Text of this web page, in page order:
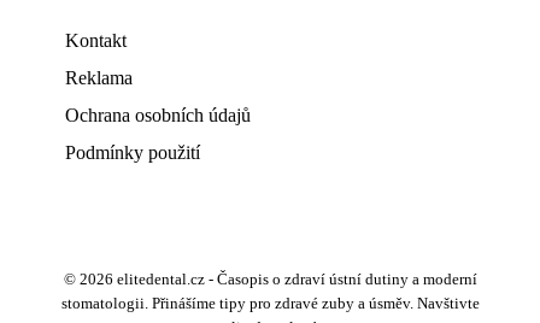
Kontakt
Reklama
Ochrana osobních údajů
Podmínky použití
© 2026 elitedental.cz - Časopis o zdraví ústní dutiny a moderní
stomatologii. Přinášíme tipy pro zdravé zuby a úsměv. Navštivte